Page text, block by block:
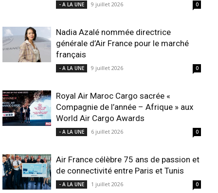
- A LA UNE 9 juillet 2026 0
Nadia Azalé nommée directrice
générale d’Air France pour le marché
français
- A LA UNE 9 juillet 2026 0
Royal Air Maroc Cargo sacrée «
Compagnie de l’année – Afrique » aux
World Air Cargo Awards
- A LA UNE 6 juillet 2026 0
Air France célèbre 75 ans de passion et
de connectivité entre Paris et Tunis
- A LA UNE 1 juillet 2026 0